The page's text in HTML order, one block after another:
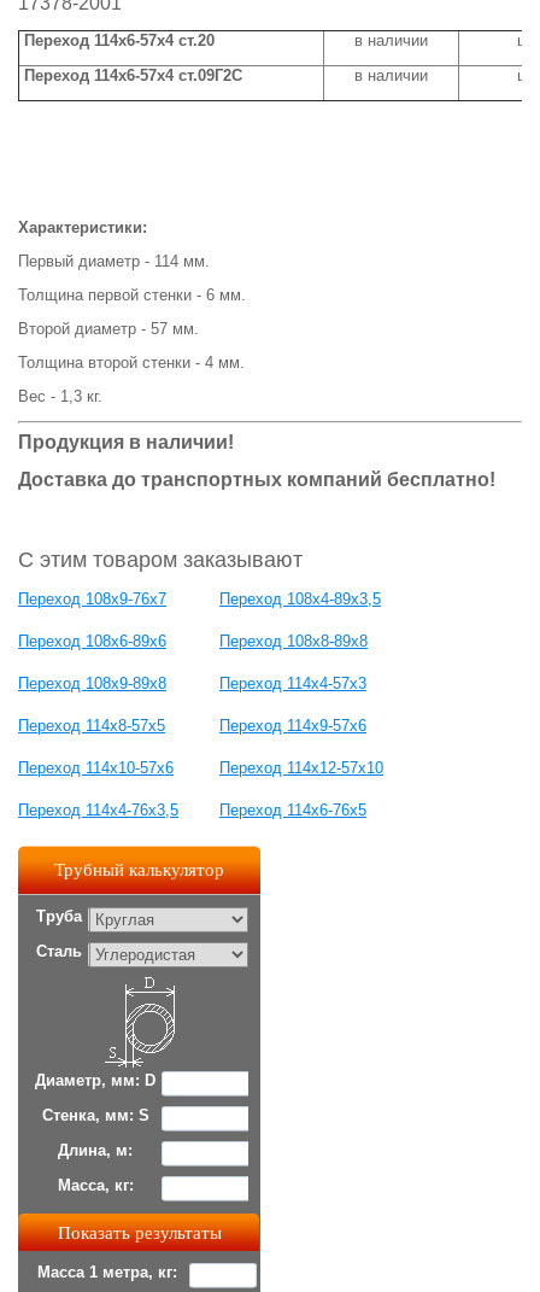
Переход 114х6-57х4 ст.20 в наличии
Переход 114х6-57х4 ст.09Г2С
в наличии
Характеристики:
Первый диаметр - 114 мм.
Толщина первой стенки - 6 мм.
Второй диаметр - 57 мм.
Толщина второй стенки - 4 мм.
Вес - 1,3 кг.
Продукция в наличии!
Доставка до транспортных компаний бесплатно!
С этим товаром заказывают
Переход 108х9-76х7 Переход 108х4-89х3,5
Переход 108х6-89х6 Переход 108х8-89х8
Переход 108х9-89х8 Переход 114х4-57х3
Переход 114х8-57х5 Переход 114х9-57х6
Переход 114х10-57х6 Переход 114х12-57х10
Переход 114х4-76х3,5 Переход 114х6-76х5
Трубный калькулятор
Труба
Сталь
Диаметр, мм: D
Стенка, мм: S
Длина, м:
Масса, кг:
Масса 1 метра, кг: